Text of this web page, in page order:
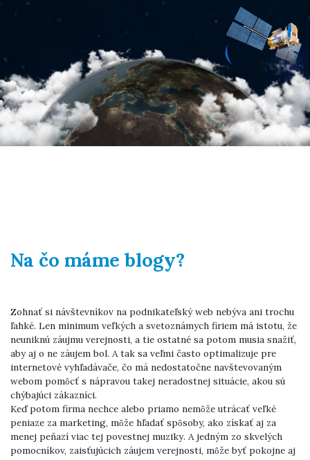
Na čo máme blogy?
Zohnať si návštevníkov na podnikateľský web nebýva ani trochu
ľahké. Len minimum veľkých a svetoznámych firiem má istotu, že
neuniknú záujmu verejnosti, a tie ostatné sa potom musia snažiť,
aby aj o ne záujem bol. A tak sa veľmi často optimalizuje pre
internetové vyhľadávače, čo má nedostatočne navštevovaným
webom pomôcť s nápravou takej neradostnej situácie, akou sú
chýbajúci zákazníci.
Keď potom firma nechce alebo priamo nemôže utrácať veľké
peniaze za marketing, môže hľadať spôsoby, ako získať aj za
menej peňazí viac tej povestnej muziky. A jedným zo skvelých
pomocníkov, zaisťujúcich záujem verejnosti, môže byť pokojne aj